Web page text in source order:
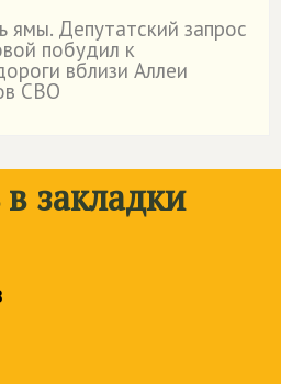
ямы. Депутатский запрос
побудил к
вблизи Аллеи
СВО
закладки